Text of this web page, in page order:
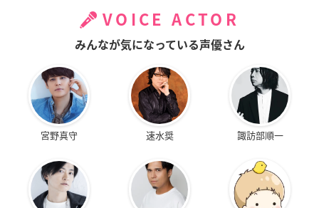
VOICE ACTOR
みんなが気になっている声優さん
宮野真守 速水奨 諏訪部順一